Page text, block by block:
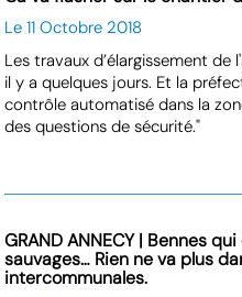
Le 11 Octobre 2018
Les travaux d’élargissement
il y a quelques jours. Et la
contrôle automatisé dans la
des questions de sécurité."
GRAND ANNECY | Bennes
sauvages… Rien ne va plus
intercommunales.